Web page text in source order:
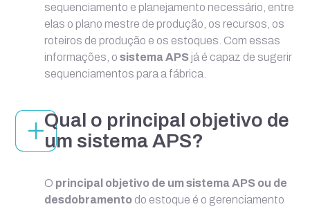
sequenciamento e planejamento necessário, entre
elas o plano mestre de produção, os recursos, os
roteiros de produção e os estoques. Com essas
informações, osistema APS já é capaz de sugerir
sequenciamentos para a fábrica.
Qual o principal objetivo de
um sistema APS?
O principal objetivo de um sistema APS ou de
desdobramento do estoque é o gerenciamento